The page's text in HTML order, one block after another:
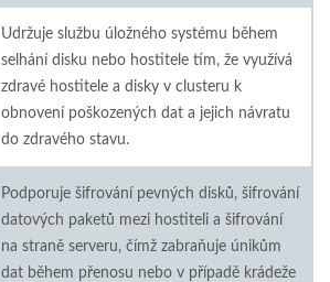
Udržuje službu úložného systému během
selhání disku nebo hostitele tím, že využívá
zdravé hostitele a disky v clusteru k
obnovení poškozených dat a jejich návratu
do zdravého stavu.
Podporuje šifrování pevných disků, šifrování
datových paketů mezi hostiteli a šifrování
na straně serveru, čímž zabraňuje únikům
dat během přenosu nebo v případě krádeže